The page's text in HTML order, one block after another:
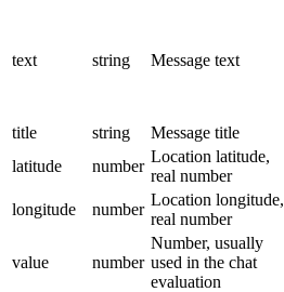
text string Message text
title
string Message title
latitude
number
Location latitude,
real number
longitude
number
Location longitude,
real number
value number
Number, usually
used in the chat
evaluation